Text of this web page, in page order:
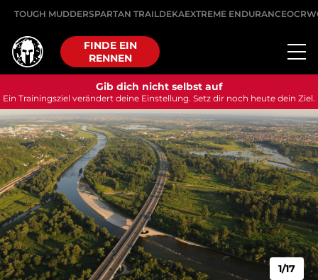
TOUGH MUDDERSPARTAN TRAILDEKAEXTREME ENDURANCE
FINDE EIN
RENNEN
Gib dich nicht selbst auf
Ein Trainingsziel verändert deine Einstellung. Setz dir noch heute dein Ziel.
1/17